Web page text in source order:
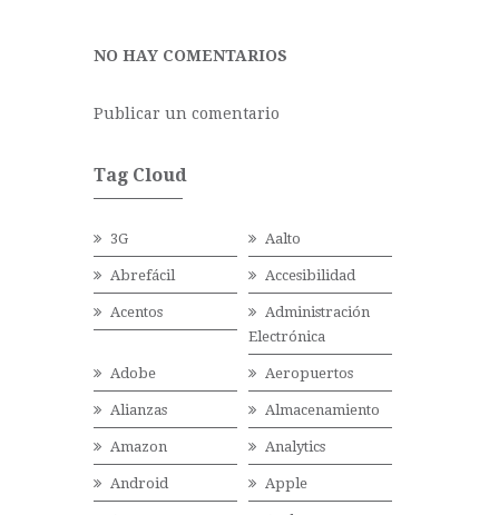
NO HAY COMENTARIOS
Publicar un comentario
Tag Cloud
3G Aalto
Abrefácil Accesibilidad
Acentos
Administración
Electrónica
Adobe Aeropuertos
Alianzas Almacenamiento
Amazon Analytics
Android Apple